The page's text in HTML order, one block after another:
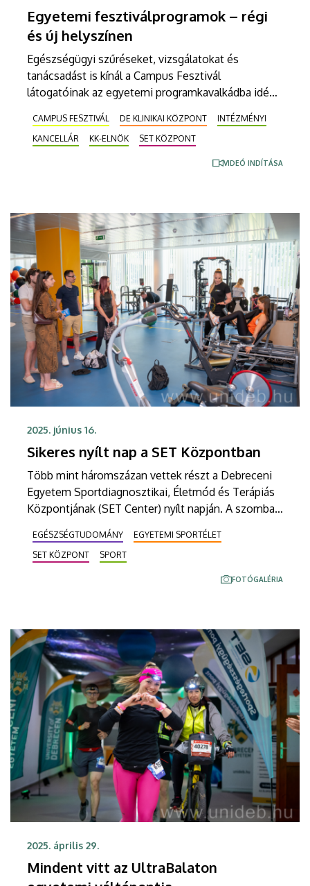
Egyetemi fesztiválprogramok – régi
és új helyszínen
Egészségügyi szűréseket, vizsgálatokat és
tanácsadást is kínál a Campus Fesztivál
látogatóinak az egyetemi programkavalkádba idén
földszintjén. Az egyetem és a központ vezetői,
valamint a szervezők szerda délután közösen
CAMPUS FESZTIVÁL DE KLINIKAI KÖZPONT
INTÉZMÉNYI
KANCELLÁR
KK-ELNÖK SET KÖZPONT
VIDEÓ INDÍTÁSA
2025. június 16.
Sikeres nyílt nap a SET Központban
Több mint háromszázan vettek részt a Debreceni
Egyetem Sportdiagnosztikai, Életmód és Terápiás
Központjának (SET Center) nyílt napján. A szombati
korszerű, tudományos alapú módszerek és
szolgáltatások állnak rendelkezésre azok számára,
akik életmódot kívánnak váltani, hobbisportolóként
EGÉSZSÉGTUDOMÁNY
EGYETEMI SPORTÉLET
SET KÖZPONT
SPORT
FOTÓGALÉRIA
2025. április 29.
Mindent vitt az UltraBalaton